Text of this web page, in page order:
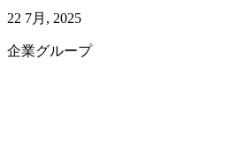
22 7月, 2025
企業グループ